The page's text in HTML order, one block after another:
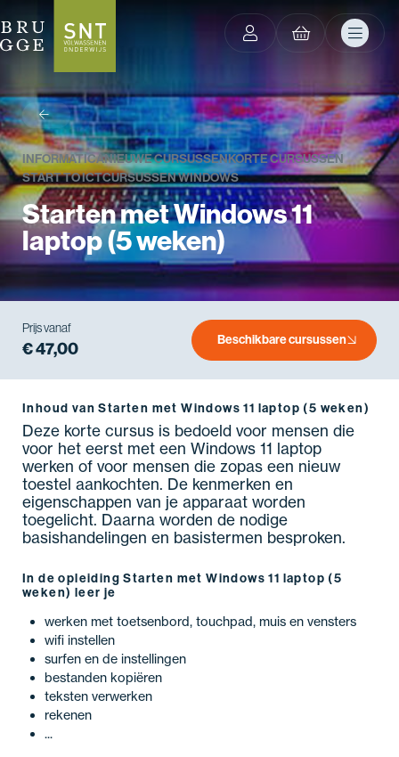
Prijs vanaf
€ 47,00 Beschikbare cursussen
terug
INFORMATICANIEUWE CURSUSSENKORTE CURSUSSEN
START TO ICTCURSUSSEN WINDOWS
Starten met Windows 11
laptop (5 weken)
Inhoud van Starten met Windows 11 laptop (5 weken)
Deze korte cursus is bedoeld voor mensen die
voor het eerst met een Windows 11 laptop
werken of voor mensen die zopas een nieuw
toestel aankochten. De kenmerken en
eigenschappen van je apparaat worden
toegelicht. Daarna worden de nodige
basishandelingen en basistermen besproken.
In de opleiding Starten met Windows 11 laptop (5
weken) leer je
werken met toetsenbord, touchpad, muis en vensters
wifi instellen
surfen en de instellingen
bestanden kopiëren
teksten verwerken
rekenen
...